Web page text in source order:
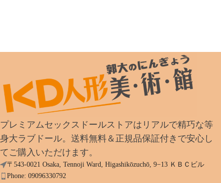
プレミアムセックスドールストアはリアルで精巧な等
身大ラブドール。送料無料＆正規品保証付きで安心し
てご購入いただけます。
〒543-0021 Osaka, Tennoji Ward, Higashikōzuchō, 9−13 ＫＢＣビル
Phone: 09096330792